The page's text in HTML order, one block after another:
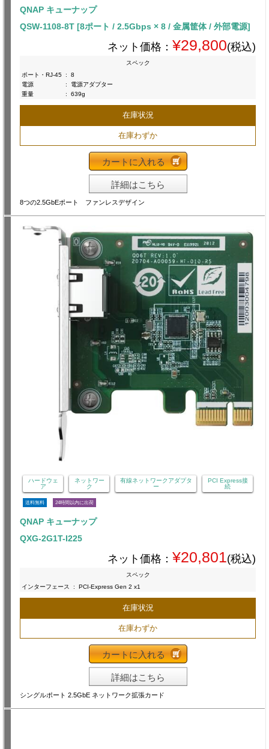
QNAP キューナップ
QSW-1108-8T [8ポート / 2.5Gbps × 8 / 金属筐体 / 外部電源]
ネット価格： ¥29,800(税込)
スペック
ポート・RJ-45 :
8
電源
:
電源アダプター
重量
: 639g
在庫状況
在庫わずか
カートに入れる
詳細はこちら
8つの2.5GbEポート ファンレスデザイン
ハードウェ
ア
ネットワー
ク
有線ネットワークアダプタ
ー
PCI Express接
続
送料無料 24時間以内に出荷
QNAP キューナップ
QXG-2G1T-I225
ネット価格： ¥20,801(税込)
スペック
インターフェース
: PCI-Express Gen 2 x1
在庫状況
在庫わずか
カートに入れる
詳細はこちら
シングルポート 2.5GbE ネットワーク拡張カード